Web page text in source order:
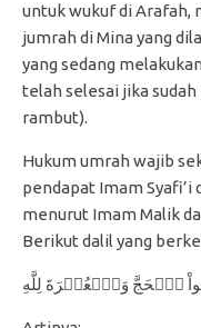
untuk wukuf di Arafah,
jumrah di Mina yang
yang sedang
telah selesai jika
rambut).
Hukum umrah wajib
pendapat Imam Syafi’i
menurut Imam Malik
Berikut dalil yang
ٱلۡحَجَّ وَٱلۡعُمۡرَةَ لِلَّهِ